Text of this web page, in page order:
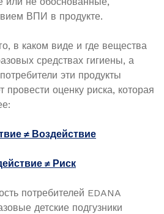
ВПИ в продукте.
в каком виде и где вещества
средствах гигиены, а
эти продукты
провести оценку риска, которая
≠ Воздействие
≠ Риск
потребителей EDANA
детские подгузники